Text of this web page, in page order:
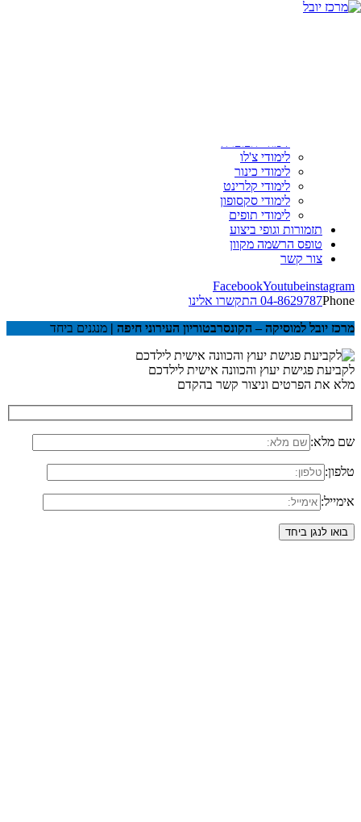
לימודי צ'לו
לימודי כינור
לימודי קלרינט
לימודי סקסופון
לימודי תופים
תזמורות וגופי ביצוע
טופס הרשמה מקוון
צור קשר
04-8629787 התקשרו אלינו
מרכז יובל למוסיקה – הקונסרבטוריון העירוני חיפה | מנגנים ביחד
לקביעת פגישת יעוץ והכוונה אישית לילדכם
מלא את הפרטים וניצור קשר בהקדם
שם מלא:
טלפון:
אימייל: